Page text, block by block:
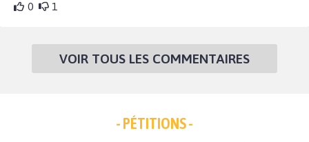
0 1
VOIR TOUS LES COMMENTAIRES
- PÉTITIONS -